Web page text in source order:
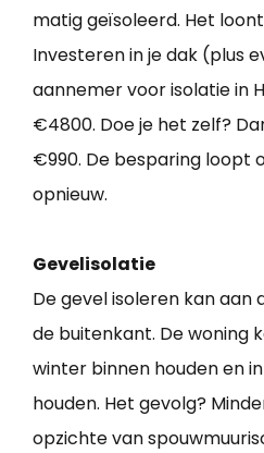
matig geïsoleerd. Het
Investeren in je dak (plus
aannemer voor isolatie in
€4800. Doe je het zelf?
€990. De besparing loopt
opnieuw.
Gevelisolatie
De gevel isoleren kan aan
de buitenkant. De woning
winter binnen houden en
houden. Het gevolg?
opzichte van